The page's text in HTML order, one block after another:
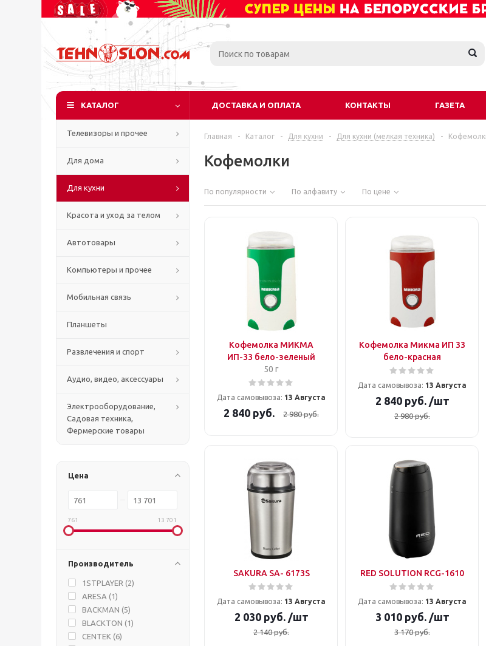
КАТАЛОГ ДОСТАВКА И ОПЛАТА КОНТАКТЫ ГАЗЕТА
Телевизоры и прочее
Для дома
Для кухни
Красота и уход за телом
Автотовары
Компьютеры и прочее
Мобильная связь
Планшеты
Развлечения и спорт
Аудио, видео, аксессуары
Электрооборудование,
Садовая техника,
Фермерские товары
Цена
761 13 701
Производитель
1STPLAYER (2)
ARESA (1)
BACKMAN (5)
BLACKTON (1)
CENTEK (6)
Главная - Каталог - Для кухни - Для кухни (мелкая техника) -
Кофемолки
По популярности По алфавиту По цене
Кофемолка МИКМА
ИП-33 бело-зеленый
50 г
Дата самовывоза: 13 Августа
2 840 руб. 2 980руб.
Кофемолка Микма ИП 33
бело-красная
Дата самовывоза: 13 Августа
2 840руб. /шт
2 980руб.
SAKURA SA- 6173S
Дата самовывоза: 13 Августа
2 030руб. /шт
2 140руб.
RED SOLUTION RCG-1610
Дата самовывоза: 13 Августа
3 010руб. /шт
3 170руб.